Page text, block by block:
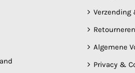
Verzending
Retourneren
Algemene
Privacy &